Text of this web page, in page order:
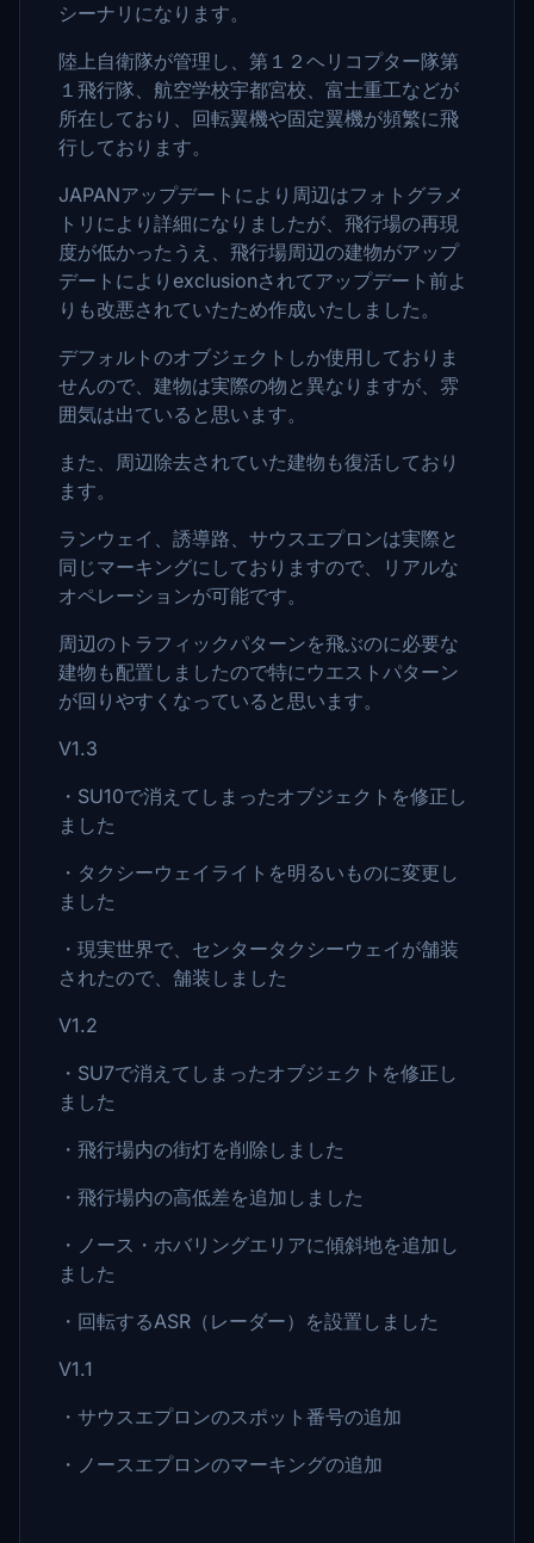
シーナリになります。
陸上自衛隊が管理し、第１２ヘリコプター隊第
１飛行隊、航空学校宇都宮校、富士重工などが
所在しており、回転翼機や固定翼機が頻繁に飛
行しております。
JAPANアップデートにより周辺はフォトグラメ
トリにより詳細になりましたが、飛行場の再現
度が低かったうえ、飛行場周辺の建物がアップ
デートによりexclusionされてアップデート前よ
りも改悪されていたため作成いたしました。
デフォルトのオブジェクトしか使用しておりま
せんので、建物は実際の物と異なりますが、雰
囲気は出ていると思います。
また、周辺除去されていた建物も復活しており
ます。
ランウェイ、誘導路、サウスエプロンは実際と
同じマーキングにしておりますので、リアルな
オペレーションが可能です。
周辺のトラフィックパターンを飛ぶのに必要な
建物も配置しましたので特にウエストパターン
が回りやすくなっていると思います。
V1.3
・SU10で消えてしまったオブジェクトを修正し
ました
・タクシーウェイライトを明るいものに変更し
ました
・現実世界で、センタータクシーウェイが舗装
されたので、舗装しました
V1.2
・SU7で消えてしまったオブジェクトを修正し
ました
・飛行場内の街灯を削除しました
・飛行場内の高低差を追加しました
・ノース・ホバリングエリアに傾斜地を追加し
ました
・回転するASR（レーダー）を設置しました
V1.1
・サウスエプロンのスポット番号の追加
・ノースエプロンのマーキングの追加